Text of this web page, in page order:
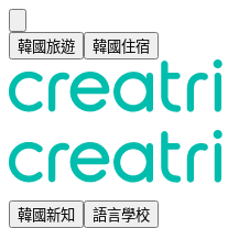
韓國旅遊 韓國住宿
韓國新知 語言學校